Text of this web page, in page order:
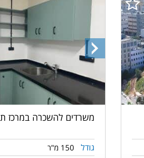
התמונה
הבאה
משרדים להשכרה במרכז
גודל 150 מ"ר